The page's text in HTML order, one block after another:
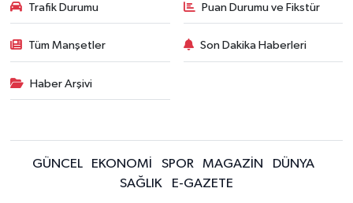
Trafik Durumu Puan Durumu ve Fikstür
Tüm Manşetler Son Dakika Haberleri
Haber Arşivi
GÜNCEL EKONOMİ SPOR MAGAZİN
DÜNYA
SAĞLIK
E-GAZETE